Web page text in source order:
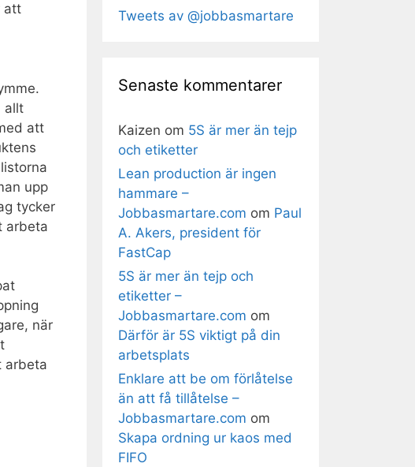
att
allt
att
upp
tycker
arbeta
när
arbeta
Tweets av @jobbasmartare
Senaste kommentarer
Kaizen om 5S är mer än tejp
och etiketter
Lean production är ingen
hammare –
Jobbasmartare.com om Paul
A. Akers, president för
FastCap
5S är mer än tejp och
etiketter –
Jobbasmartare.com om
Därför är 5S viktigt på din
arbetsplats
Enklare att be om förlåtelse
än att få tillåtelse –
Jobbasmartare.com om
Skapa ordning ur kaos med
FIFO